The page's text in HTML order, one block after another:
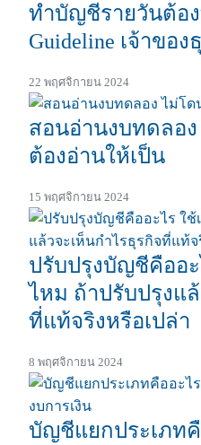
ทำบัญชีรายวันต้อง
Guideline เจ้าขอ
22 พฤศจิกายน 2024
สอนอ่านงบทดลอ
ต้องอ่านให้เป็น
15 พฤศจิกายน 2024
ปรับปรุงบัญชีคืออะ
ไหม ถ้าปรับปรุงแ
ที่แท้จริงหรือเปล่า
8 พฤศจิกายน 2024
บัญชีแยกประเภท